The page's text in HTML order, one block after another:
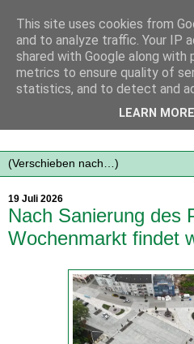
Mit frischen Themen aus der
19 Juli 2026
Nach Sanierung des
Wochenmarkt findet
This site uses cookies from
and to analyze traffic. Your IP
shared with Google along with
metrics to ensure quality of
statistics, and to detect and
LEARN MORE